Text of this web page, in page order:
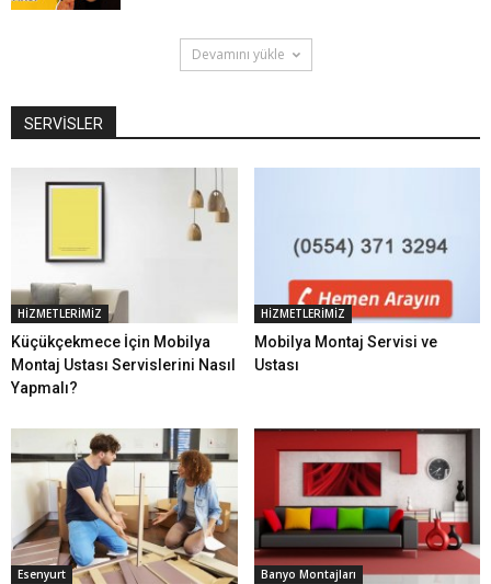
Devamını yükle
SERVİSLER
HİZMETLERİMİZ
Küçükçekmece İçin Mobilya
Montaj Ustası Servislerini Nasıl
Yapmalı?
HİZMETLERİMİZ
Mobilya Montaj Servisi ve
Ustası
Esenyurt Banyo Montajları